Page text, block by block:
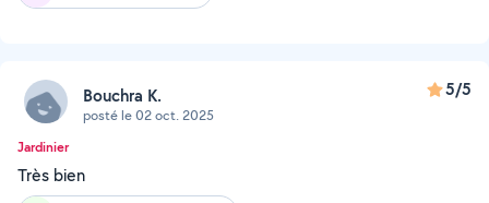
Bouchra K.
posté le 02 oct. 2025
5/5
Jardinier
Très bien